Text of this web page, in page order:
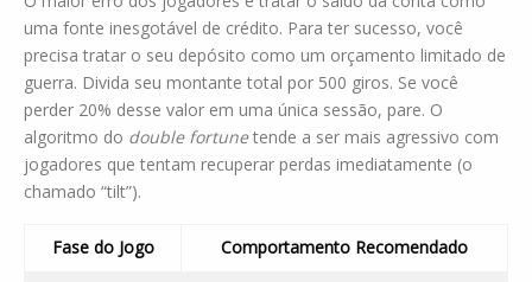
uma fonte inesgotável de crédito. Para ter sucesso, você
precisa tratar o seu depósito como um orçamento limitado de
guerra. Divida seu montante total por 500 giros. Se você
perder 20% desse valor em uma única sessão, pare. O
algoritmo do double fortunetende a ser mais agressivo com
jogadores que tentam recuperar perdas imediatamente (o
chamado “tilt”).
Fase do Jogo Comportamento Recomendado